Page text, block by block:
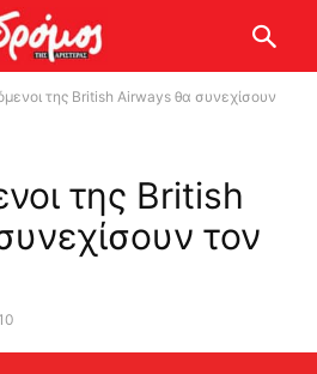
της British Airways θα συνεχίσουν
της British
τον